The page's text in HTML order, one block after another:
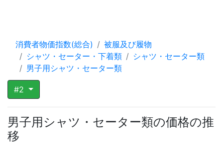
消費者物価指数(総合)
被服及び履物
シャツ・セーター・下着類
シャツ・セーター類
男子用シャツ・セーター類
#2
男子用シャツ・セーター類の価格の推
移